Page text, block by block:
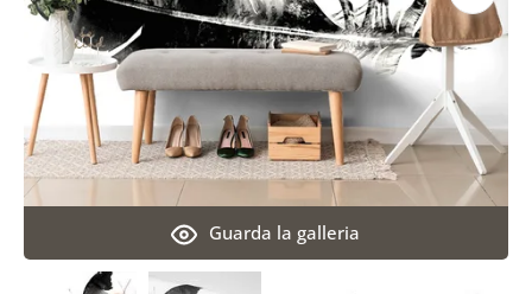
Guarda la galleria